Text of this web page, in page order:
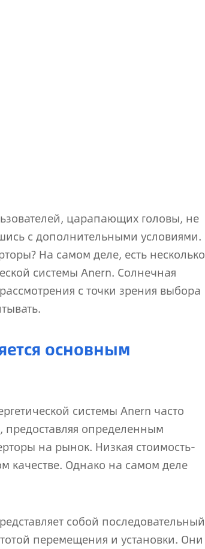
царапающих головы, не
с дополнительными условиями.
На самом деле, есть несколько
системы Anern. Солнечная
с точки зрения выбора
основным
системы Anern часто
предоставляя определенным
на рынок. Низкая стоимость-
качестве. Однако на самом деле
собой последовательный
перемещения и установки. Они